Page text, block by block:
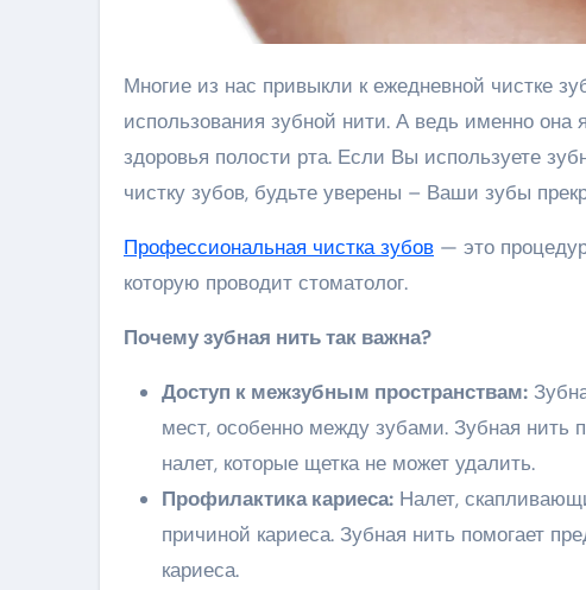
Многие из нас привыкли к ежедневной чистке зубов щеткой и пастой, но часто забывают о важности
использования зубной нити. А ведь именно
здоровья полости рта. Если Вы используете
чистку зубов, будьте уверены – Ваши зубы
Профессиональная чистка зубов — это
которую проводит стоматолог.
Почему зубная нить так важна?
Доступ к межзубным пространствам:
мест, особенно между зубами. Зубная нить
налет, которые щетка не может удалить.
Профилактика кариеса: Налет,
причиной кариеса. Зубная нить помогает
кариеса.